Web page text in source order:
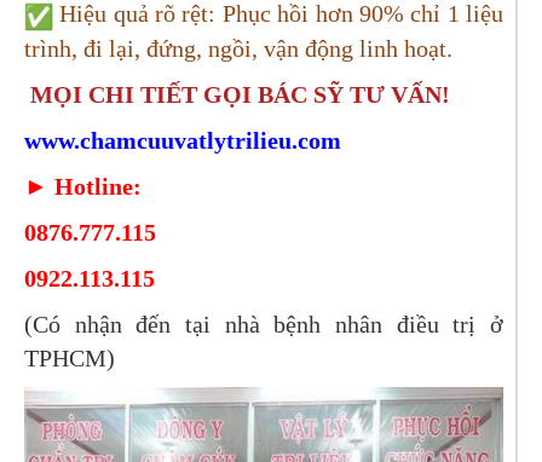
Hiệu quả rõ rệt: Phục hồi hơn 90% chỉ 1 liệu
trình, đi lại, đứng, ngồi, vận động linh hoạt.
MỌI CHI TIẾT GỌI BÁC SỸ TƯ VẤN!
www.chamcuuvatlytrilieu.com
► Hotline:
0876.777.115
0922.113.115
(Có nhận đến tại nhà bệnh nhân điều trị ở
TPHCM)